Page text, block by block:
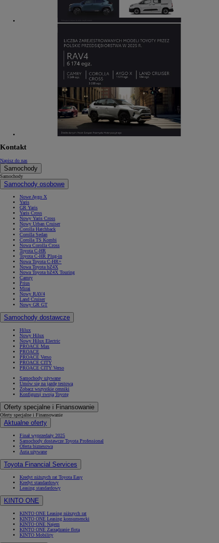
Kontakt
Napisz do nas
Samochody
Samochody
Samochody osobowe
Nowe Aygo X
Yaris
GR Yaris
Yaris Cross
Nowy Yaris Cross
Nowy Urban Cruiser
Corolla Hatchback
Corolla Sedan
Corolla TS Kombi
Nowa Corolla Cross
Toyota C-HR
Toyota C-HR Plug-in
Nowa Toyota C-HR+
Nowa Toyota bZ4X
Nowa Toyota bZ4X Touring
Camry
Prius
Mirai
Nowy RAV4
Land Cruiser
Nowy GR GT
Samochody dostawcze
Hilux
Nowy Hilux
Nowy Hilux Electric
PROACE Max
PROACE
PROACE Verso
PROACE CITY
PROACE CITY Verso
Samochody używane
Umów się na jazdę testową
Zobacz wszystkie cenniki
Konfiguruj swoją Toyotę
Oferty specjalne i Finansowanie
Oferty specjalne i Finansowanie
Aktualne oferty
Finał wyprzedaży 2025
Samochody dostawcze Toyota Professional
Oferta biznesowa
Auta używane
Toyota Financial Services
Kredyt niższych rat Toyota Easy
Kredyt standardowy
Leasing standardowy
KINTO ONE
KINTO ONE Leasing niższych rat
KINTO ONE Leasing konsumencki
KINTO ONE Najem
KINTO ONE Zarządzanie flotą
KINTO Mobility